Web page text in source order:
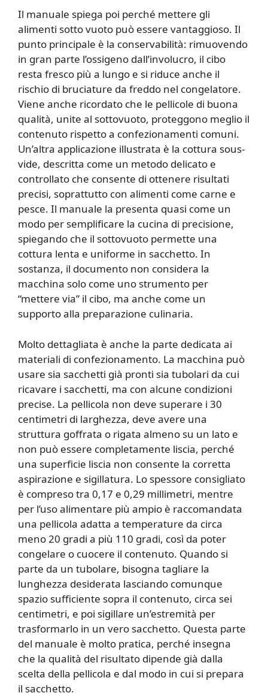
Il manuale spiega poi perché mettere gli
alimenti sotto vuoto può essere vantaggioso. Il
punto principale è la conservabilità: rimuovendo
in gran parte l’ossigeno dall’involucro, il cibo
resta fresco più a lungo e si riduce anche il
rischio di bruciature da freddo nel congelatore.
Viene anche ricordato che le pellicole di buona
qualità, unite al sottovuoto, proteggono meglio il
contenuto rispetto a confezionamenti comuni.
Un’altra applicazione illustrata è la cottura sous-
vide, descritta come un metodo delicato e
controllato che consente di ottenere risultati
precisi, soprattutto con alimenti come carne e
pesce. Il manuale la presenta quasi come un
modo per semplificare la cucina di precisione,
spiegando che il sottovuoto permette una
cottura lenta e uniforme in sacchetto. In
sostanza, il documento non considera la
macchina solo come uno strumento per
“mettere via” il cibo, ma anche come un
supporto alla preparazione culinaria.
Molto dettagliata è anche la parte dedicata ai
materiali di confezionamento. La macchina può
usare sia sacchetti già pronti sia tubolari da cui
ricavare i sacchetti, ma con alcune condizioni
precise. La pellicola non deve superare i 30
centimetri di larghezza, deve avere una
struttura goffrata o rigata almeno su un lato e
non può essere completamente liscia, perché
una superficie liscia non consente la corretta
aspirazione e sigillatura. Lo spessore consigliato
è compreso tra 0,17 e 0,29 millimetri, mentre
per l’uso alimentare più ampio è raccomandata
una pellicola adatta a temperature da circa
meno 20 gradi a più 110 gradi, così da poter
congelare o cuocere il contenuto. Quando si
parte da un tubolare, bisogna tagliare la
lunghezza desiderata lasciando comunque
spazio sufficiente sopra il contenuto, circa sei
centimetri, e poi sigillare un’estremità per
trasformarlo in un vero sacchetto. Questa parte
del manuale è molto pratica, perché insegna
che la qualità del risultato dipende già dalla
scelta della pellicola e dal modo in cui si prepara
il sacchetto.